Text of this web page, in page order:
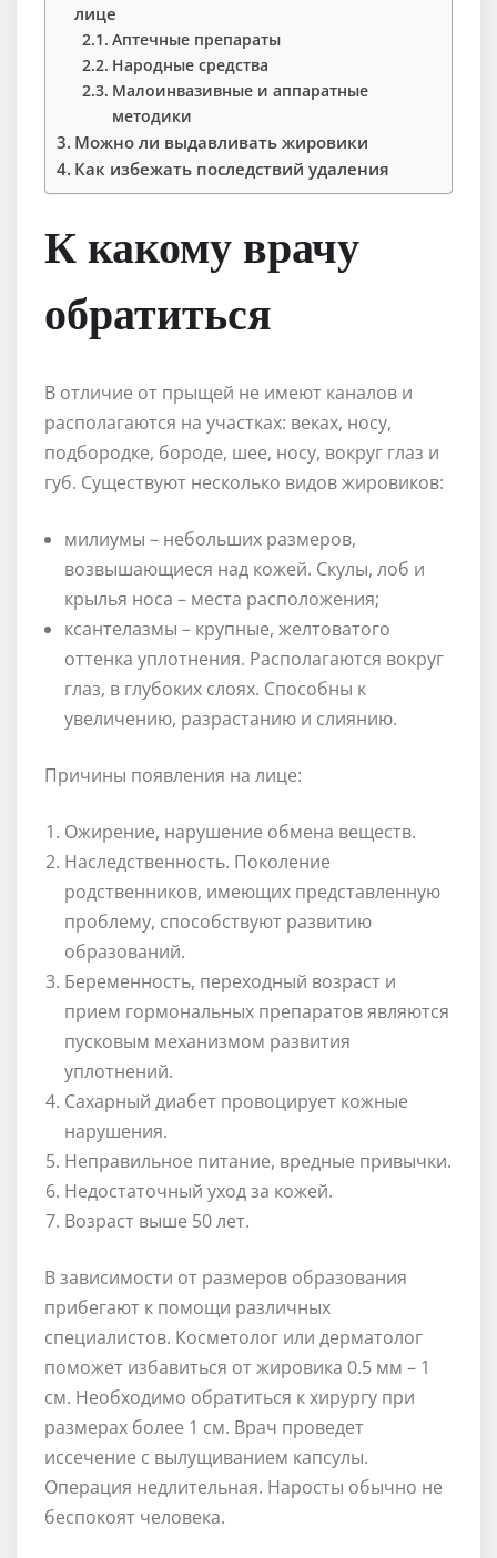
лице
Аптечные препараты
Народные средства
Малоинвазивные и аппаратные
методики
Можно ли выдавливать жировики
Как избежать последствий удаления
К какому врачу
обратиться
В отличие от прыщей не имеют каналов и
располагаются на участках: веках, носу,
подбородке, бороде, шее, носу, вокруг глаз и
губ. Существуют несколько видов жировиков:
милиумы – небольших размеров,
возвышающиеся над кожей. Скулы, лоб и
крылья носа – места расположения;
ксантелазмы – крупные, желтоватого
оттенка уплотнения. Располагаются вокруг
глаз, в глубоких слоях. Способны к
увеличению, разрастанию и слиянию.
Причины появления на лице:
Ожирение, нарушение обмена веществ.
Наследственность. Поколение
родственников, имеющих представленную
проблему, способствуют развитию
образований.
Беременность, переходный возраст и
прием гормональных препаратов являются
пусковым механизмом развития
уплотнений.
Сахарный диабет провоцирует кожные
нарушения.
Неправильное питание, вредные привычки.
Недостаточный уход за кожей.
Возраст выше 50 лет.
В зависимости от размеров образования
прибегают к помощи различных
специалистов. Косметолог или дерматолог
поможет избавиться от жировика 0.5 мм – 1
см. Необходимо обратиться к хирургу при
размерах более 1 см. Врач проведет
иссечение с вылущиванием капсулы.
Операция недлительная. Наросты обычно не
беспокоят человека.